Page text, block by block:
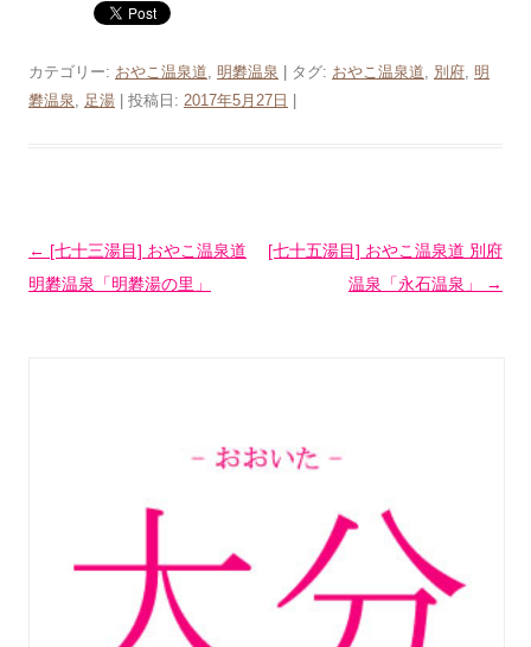
カテゴリー: おやこ温泉道, 明礬温泉 | タグ: おやこ温泉道, 別府, 明
礬温泉, 足湯 | 投稿日: 2017年5月27日
投稿ナビゲーション
← [七十三湯目] おやこ温泉道
明礬温泉「明礬湯の里」
[七十五湯目] おやこ温泉道 別府
温泉「永石温泉」
→